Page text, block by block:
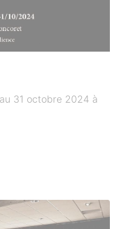
31 octobre 2024 à